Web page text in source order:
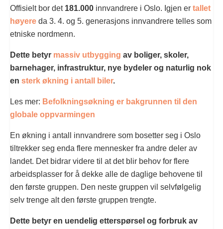
Offisielt bor det 181.000 innvandrere i Oslo. Igjen er tallet
høyere da 3. 4. og 5. generasjons innvandrere telles som
etniske nordmenn.
Dette betyr massiv utbygging av boliger, skoler,
barnehager, infrastruktur, nye bydeler og naturlig nok
en sterk økning i antall biler.
Les mer: Befolkningsøkning er bakgrunnen til den
globale oppvarmingen
En økning i antall innvandrere som bosetter seg i Oslo
tiltrekker seg enda flere mennesker fra andre deler av
landet. Det bidrar videre til at det blir behov for flere
arbeidsplasser for å dekke alle de daglige behovene til
den første gruppen. Den neste gruppen vil selvfølgelig
selv trenge alt den første gruppen trengte.
Dette betyr en uendelig etterspørsel og forbruk av